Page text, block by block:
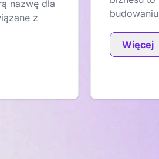
nazwę dla
z
Więcej